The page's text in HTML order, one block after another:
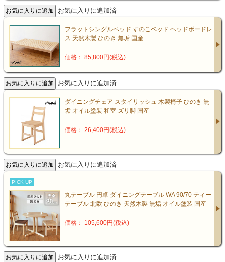
お気に入りに追加済
フラットシングルベッド すのこベッド ヘッドボードレ
ス 天然木製 ひのき 無垢 国産
価格： 85,800円(税込)
お気に入りに追加済
ダイニングチェア スタイリッシュ 木製椅子 ひのき 無
垢 オイル塗装 和室 ズリ脚 国産
価格： 26,400円(税込)
お気に入りに追加済
PICK UP
丸テーブル 円卓 ダイニングテーブル WA 90/70 ティー
テーブル 北欧 ひのき 天然木製 無垢 オイル塗装 国産
価格： 105,600円(税込)
お気に入りに追加済